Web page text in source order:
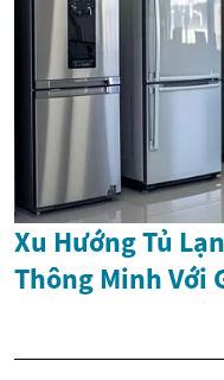
Xu Hướng Tủ
Thông Minh Với